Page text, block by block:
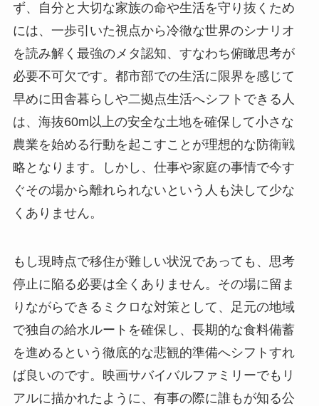
ず、自分と大切な家族の命や生活を守り抜くため
には、一歩引いた視点から冷徹な世界のシナリオ
を読み解く最強のメタ認知、すなわち俯瞰思考が
必要不可欠です。都市部での生活に限界を感じて
早めに田舎暮らしや二拠点生活へシフトできる人
は、海抜60m以上の安全な土地を確保して小さな
農業を始める行動を起こすことが理想的な防衛戦
略となります。しかし、仕事や家庭の事情で今す
ぐその場から離れられないという人も決して少な
くありません。
もし現時点で移住が難しい状況であっても、思考
停止に陥る必要は全くありません。その場に留ま
りながらできるミクロな対策として、足元の地域
で独自の給水ルートを確保し、長期的な食料備蓄
を進めるという徹底的な悲観的準備へシフトすれ
ば良いのです。映画サバイバルファミリーでもリ
アルに描かれたように、有事の際に誰もが知る公